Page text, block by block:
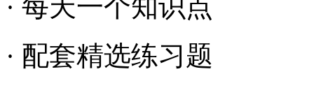
· 每天一个知识点
· 配套精选练习题